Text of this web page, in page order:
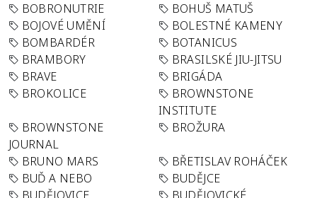
BOBRONUTRIE
BOHUŠ MATUŠ
BOJOVÉ UMĚNÍ
BOLESTNÉ KAMENY
BOMBARDÉR
BOTANICUS
BRAMBORY
BRASILSKÉ JIU-JITSU
BRAVE
BRIGÁDA
BROKOLICE
BROWNSTONE
INSTITUTE
BROWNSTONE
JOURNAL
BROŽURA
BRUNO MARS
BŘETISLAV ROHÁČEK
BUĎ A NEBO
BUDĚJCE